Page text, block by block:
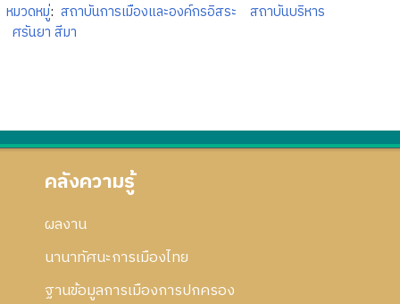
หมวดหมู่: สถาบันการเมืองและองค์กรอิสระ
สถาบันบริหาร
ศรันยา สีมา
คลังความรู้
ผลงาน
นานาทัศนะการเมืองไทย
ฐานข้อมูลการเมืองการปกครอง